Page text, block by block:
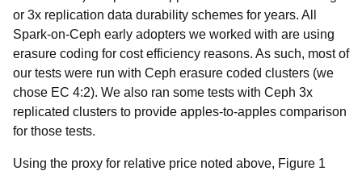
or 3x replication data durability schemes for years. All
Spark-on-Ceph early adopters we worked with are using
erasure coding for cost efficiency reasons. As such, most of
our tests were run with Ceph erasure coded clusters (we
chose EC 4:2). We also ran some tests with Ceph 3x
replicated clusters to provide apples-to-apples comparison
for those tests.
Using the proxy for relative price noted above, Figure 1